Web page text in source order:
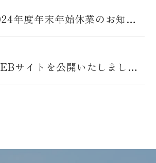
時間：8:30～17:30
2024年度年末年始休業のお知らせ（2024.12.28～2025.1.5）
WEBサイトを公開いたしました。